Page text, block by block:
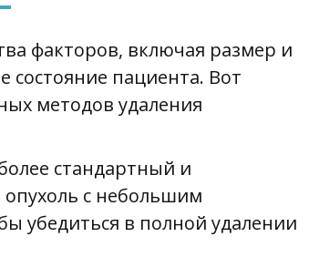
факторов, включая размер и
состояние пациента. Вот
методов удаления
стандартный и
с небольшим
убедиться в полной удалении